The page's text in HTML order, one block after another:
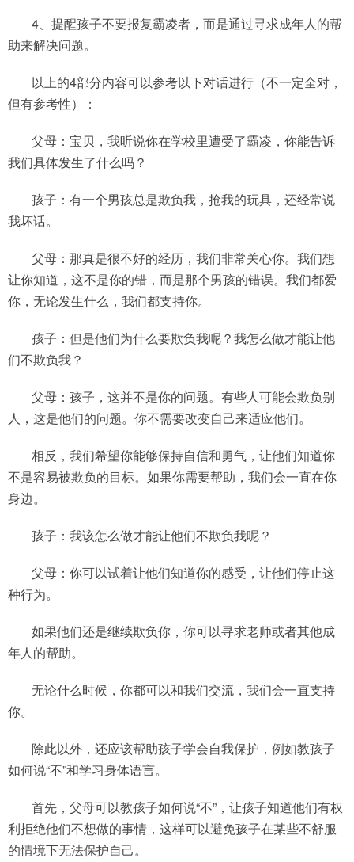
4、提醒孩子不要报复霸凌者，而是通过寻求成年人的帮
助来解决问题。
以上的4部分内容可以参考以下对话进行（不一定全对，
但有参考性）：
父母：宝贝，我听说你在学校里遭受了霸凌，你能告诉
我们具体发生了什么吗？
孩子：有一个男孩总是欺负我，抢我的玩具，还经常说
我坏话。
父母：那真是很不好的经历，我们非常关心你。我们想
让你知道，这不是你的错，而是那个男孩的错误。我们都爱
你，无论发生什么，我们都支持你。
孩子：但是他们为什么要欺负我呢？我怎么做才能让他
们不欺负我？
父母：孩子，这并不是你的问题。有些人可能会欺负别
人，这是他们的问题。你不需要改变自己来适应他们。
相反，我们希望你能够保持自信和勇气，让他们知道你
不是容易被欺负的目标。如果你需要帮助，我们会一直在你
身边。
孩子：我该怎么做才能让他们不欺负我呢？
父母：你可以试着让他们知道你的感受，让他们停止这
种行为。
如果他们还是继续欺负你，你可以寻求老师或者其他成
年人的帮助。
无论什么时候，你都可以和我们交流，我们会一直支持
你。
除此以外，还应该帮助孩子学会自我保护，例如教孩子
如何说“不”和学习身体语言。
首先，父母可以教孩子如何说“不”，让孩子知道他们有权
利拒绝他们不想做的事情，这样可以避免孩子在某些不舒服
的情境下无法保护自己。